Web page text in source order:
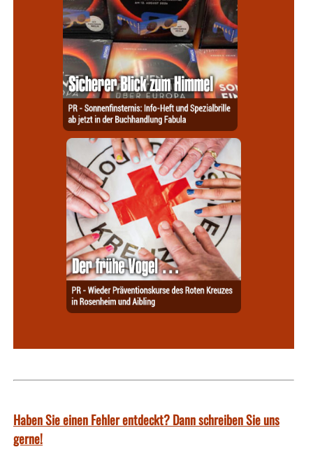
Haben Sie einen Fehler entdeckt? Dann schreiben Sie uns
gerne!